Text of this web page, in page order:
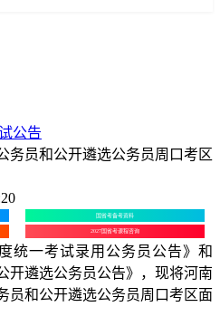
公告
务员和公开遴选公务员周口考区
国省考备考资料
2027国省考课程咨询
统一考试录用公务员公告》和
开遴选公务员公告》，现将河南
员和公开遴选公务员周口考区面